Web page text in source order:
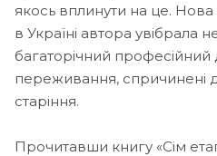
якось вплинути на це.
в Україні автора увібрала
багаторічний професійний
переживання, спричинені
старіння.
Прочитавши книгу «Сім